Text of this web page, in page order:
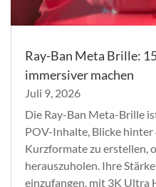
Ray-Ban Meta Brille:
immersiver machen
Juli 9, 2026
Die Ray-Ban Meta-Brille
POV-Inhalte, Blicke hinter
Kurzformate zu erstellen,
herauszuholen. Ihre
einzufangen, mit 3K Ultra